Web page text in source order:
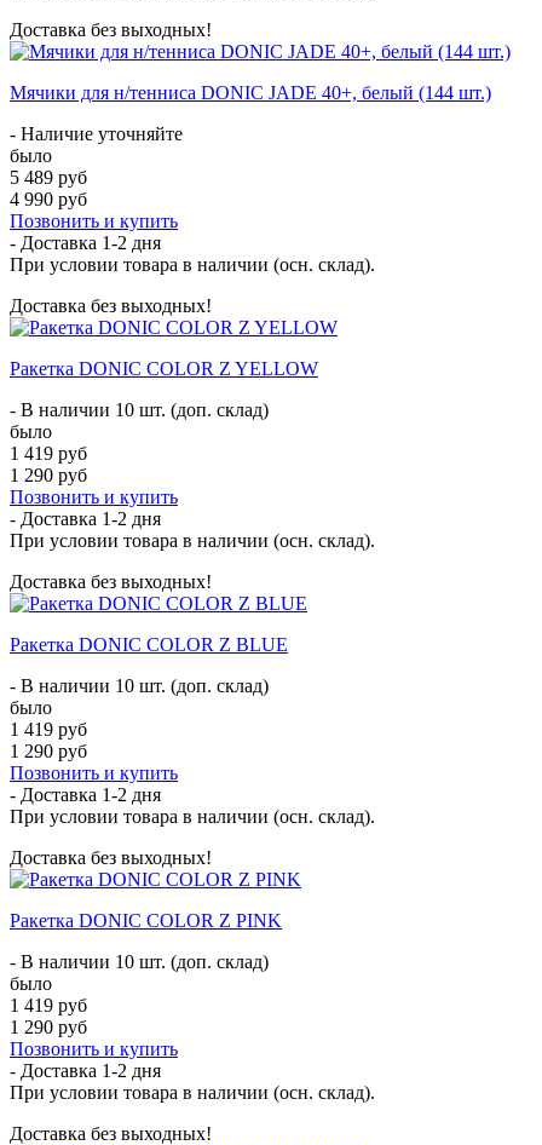
Доставка без выходных!
Мячики для н/тенниса DONIC JADE 40+, белый (144 шт.)
- Наличие уточняйте
было
5 489 руб
4 990 руб
Позвонить и купить
- Доставка 1-2 дня
При условии товара в наличии (осн. склад).
Доставка без выходных!
Ракетка DONIC COLOR Z YELLOW
- В наличии 10 шт. (доп. склад)
было
1 419 руб
1 290 руб
Позвонить и купить
- Доставка 1-2 дня
При условии товара в наличии (осн. склад).
Доставка без выходных!
Ракетка DONIC COLOR Z BLUE
- В наличии 10 шт. (доп. склад)
было
1 419 руб
1 290 руб
Позвонить и купить
- Доставка 1-2 дня
При условии товара в наличии (осн. склад).
Доставка без выходных!
Ракетка DONIC COLOR Z PINK
- В наличии 10 шт. (доп. склад)
было
1 419 руб
1 290 руб
Позвонить и купить
- Доставка 1-2 дня
При условии товара в наличии (осн. склад).
Доставка без выходных!